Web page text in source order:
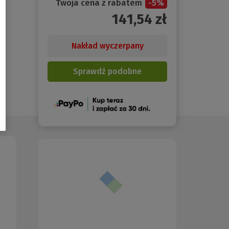
Twoja cena z rabatem -5%
141,54 zł
Nakład wyczerpany
Sprawdź podobne
(Nowe